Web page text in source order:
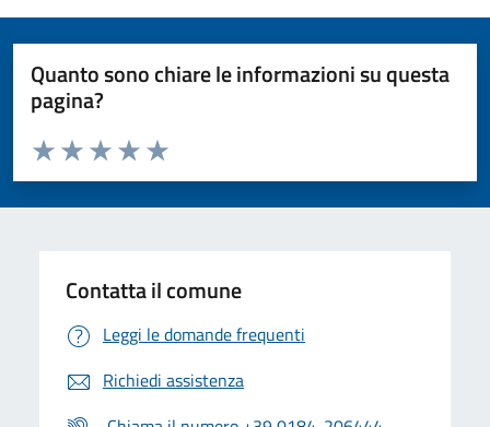
Quanto sono chiare le informazioni su questa
pagina?
Valuta da 1 a 5 stelle la pagina
Valuta 5 stelle su 5
Valuta 4 stelle su 5
Valuta 3 stelle su 5
Valuta 2 stelle su 5
Valuta 1 stelle su 5
Contatta il comune
Leggi le domande frequenti
Richiedi assistenza